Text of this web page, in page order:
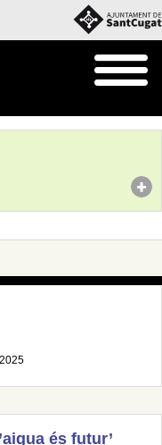
és futur’